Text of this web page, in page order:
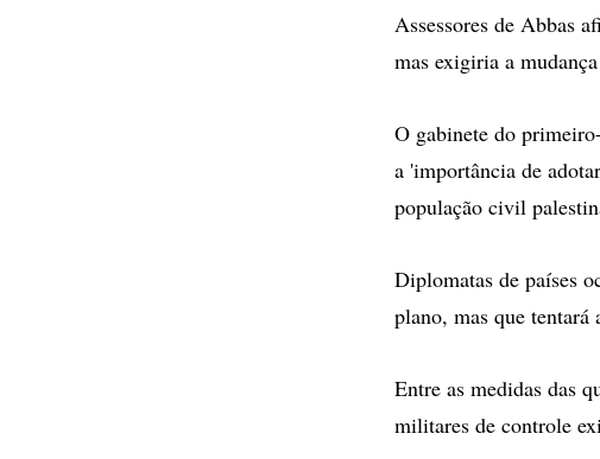
Assessores de Abbas
mas exigiria a
O gabinete do
a 'importância de
população civil
Diplomatas de países
plano, mas que tentará
Entre as medidas das
militares de controle